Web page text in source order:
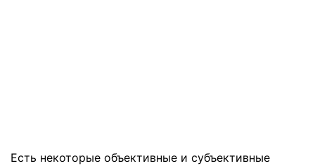
Есть некоторые объективные и субъективные